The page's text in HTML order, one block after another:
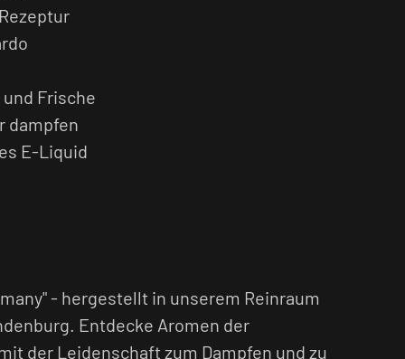
Frische
dampfen
E-Liquid
- hergestellt in unserem Reinraum
Entdecke Aromen der
der Leidenschaft zum Dampfen und zu